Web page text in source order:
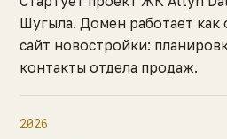
Шугыла. Домен работает
сайт новостройки:
контакты отдела продаж.
2026